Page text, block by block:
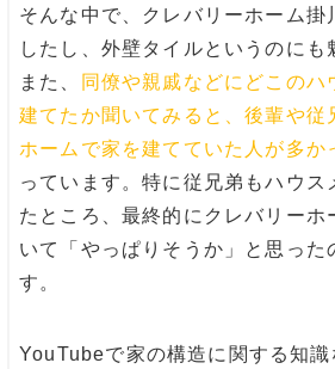
そんな中で、クレバリーホーム掛
したし、外壁タイルというのにも
また、
同僚や親戚などにどこのハ
建てたか聞いてみると、後輩や従
ホームで家を建てていた人が多か
っています。特に従兄弟もハウス
たところ、最終的にクレバリーホ
いて「やっぱりそうか」と思った
す。
YouTubeで家の構造に関する知